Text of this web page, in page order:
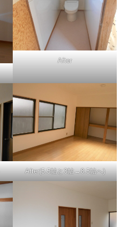
After
After(5.5帖と3帖→8.5帖へ)